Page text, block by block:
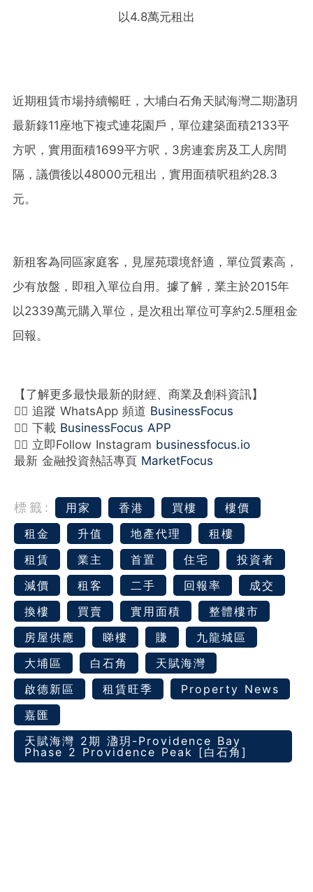
以4.8萬元租出
近期租賃市場持續暢旺，大埔白石角天賦海灣二期溋玥
最新錄11座地下複式連花園戶，單位建築面積2133平
方呎，實用面積1699平方呎，3房連套房及工人房間
隔，議價後以48000元租出，實用面積呎租約28.3
元。
新租客為同區家庭客，見屋苑環境舒適，單位質素高，
少有放盤，即租入單位自用。據了解，業主於2015年
以2339萬元購入單位，是次租出單位可享約2.5厘租金
回報。
【了解更多最快最新的財經、商業及創科資訊】
👉🏻 追蹤 WhatsApp 頻道 BusinessFocus
👉🏻 下載 BusinessFocus APP
👉🏻 立即Follow Instagram businessfocus.io
最新 金融投資熱話專頁 MarketFocus
標籤: 用家 香港 買樓
樓價
租金
升值 地產代理
租樓
租賃
業主 首置 住宅
投資者
減價
租客 二手 回報率
成交
換樓
買賣 實用面積
整體樓市
房屋供應
睇樓 賺
九龍城區
大埔區
白石角
天賦海灣
啟德新區
租賃旺季
Property News
嘉匯
天賦海灣 2期 溋玥-Providence Bay
Phase 2 Providence Peak [白石角]